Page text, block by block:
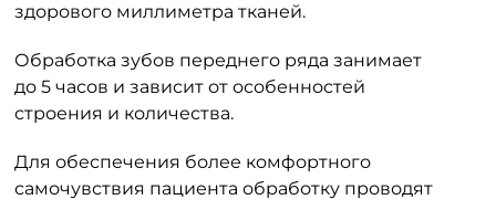
здорового миллиметра тканей.
Обработка зубов переднего ряда занимает
до 5 часов и зависит от особенностей
строения и количества.
Для обеспечения более комфортного
самочувствия пациента обработку проводят